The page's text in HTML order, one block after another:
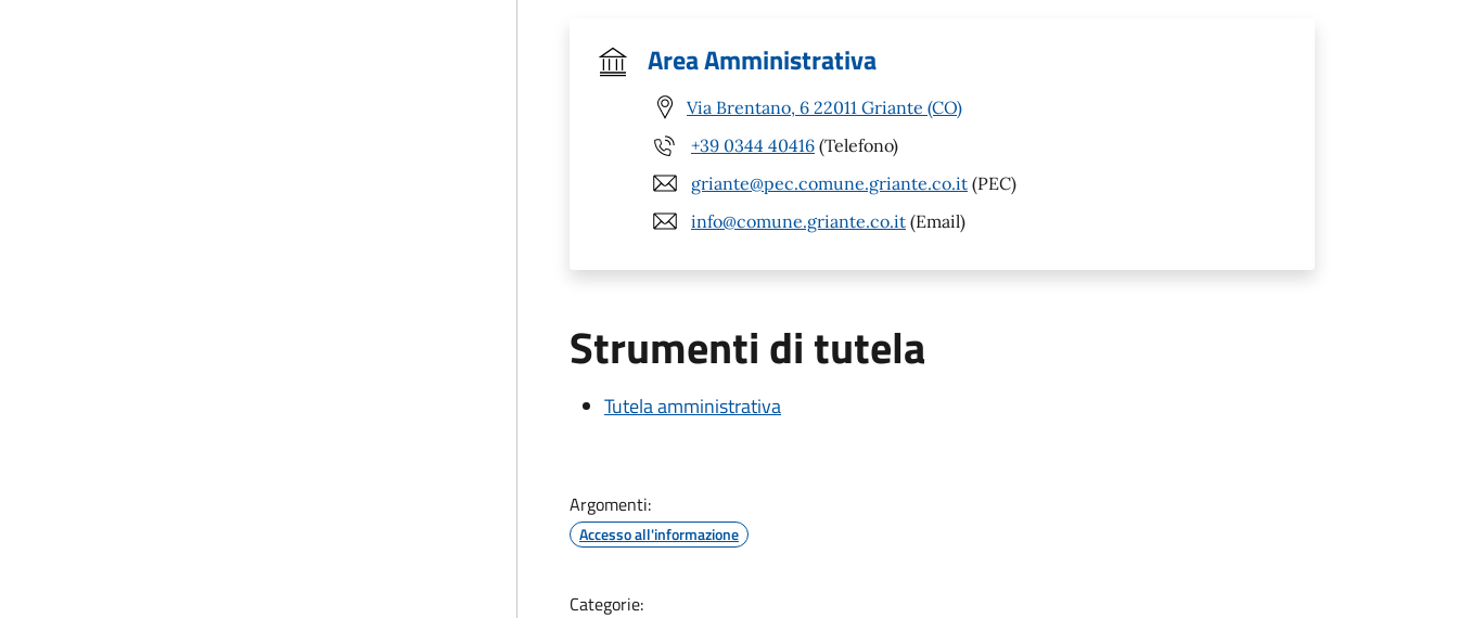
Area Amministrativa
Via Brentano, 6 22011 Griante (CO)
+39 0344 40416 (Telefono)
griante@pec.comune.griante.co.it (PEC)
info@comune.griante.co.it (Email)
Strumenti di tutela
Tutela amministrativa
Argomenti:
Accesso all'informazione
Categorie: